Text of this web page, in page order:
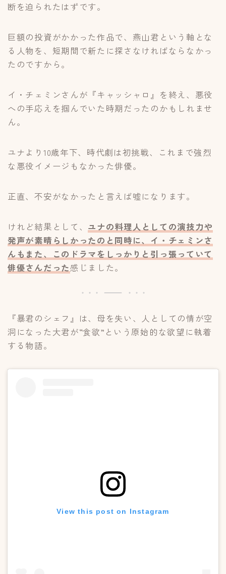
断を迫られたはずです。
巨額の投資がかかった作品で、燕山君という軸とな
る人物を、短期間で新たに探さなければならなかっ
たのですから。
イ・チェミンさんが『キャッシャロ』を終え、悪役
への手応えを掴んでいた時期だったのかもしれませ
ん。
ユナより10歳年下、時代劇は初挑戦、これまで強烈
な悪役イメージもなかった俳優。
正直、不安がなかったと言えば嘘になります。
けれど結果として、 ユナの料理人としての演技力や
発声が素晴らしかったのと同時に、イ・チェミンさ
んもまた、このドラマをしっかりと引っ張っていて
俳優さんだった感じました。
『暴君のシェフ』は、母を失い、人としての情が空
洞になった大君が“食欲”という原始的な欲望に執着
する物語。
View this post on Instagram